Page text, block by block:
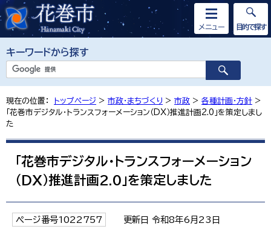
キーワードから探す
メニュー 目的で探す
現在の位置： トップページ > 市政・まちづくり > 市政 > 各種計画・方針 >
「花巻市デジタル・トランスフォーメーション（DX）推進計画2.0」を策定しまし
た
「花巻市デジタル・トランスフォーメーション
（DX）推進計画2.0」を策定しました
ページ番号1022757 更新日 令和8年6月23日